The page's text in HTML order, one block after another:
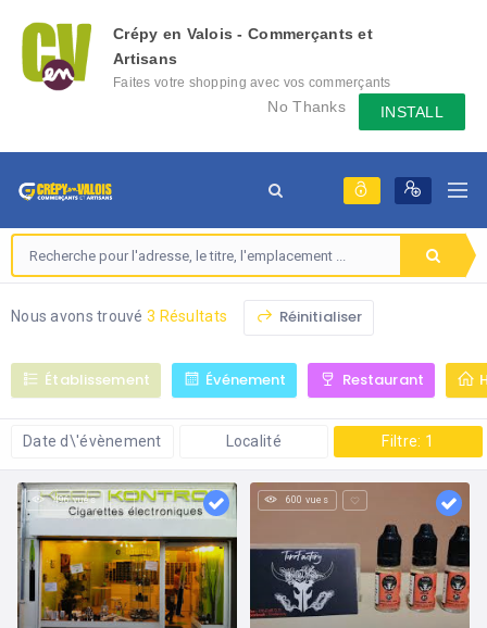
Crépy en Valois - Commerçants et
Artisans
Faites votre shopping avec vos commerçants
locaux depuis votre mobile, échangez des
messages avec eux, consultez le évènement
No Thanks INSTALL
Nous avons trouvé3 Résultats Réinitialiser
Établissement Événement Restaurant
Date d\'évènement Localité Filtre: 1
496 vues 600 vues